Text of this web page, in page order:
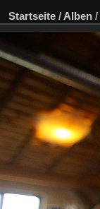
Startseite / Alben /